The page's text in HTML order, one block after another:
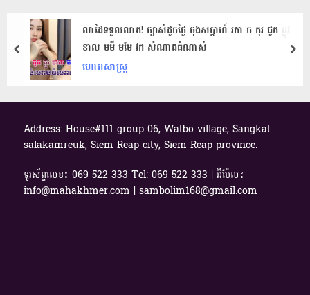
លាដៃទទួលលាភ! ច្បា​ស់ដូចថ្ងៃ ចុងសប្តាហ៍ រកា ច កុរ ជូត ឆ្លូវ
ខាល មមី មមែ វក សំណាងធំណាស់
ហោរាសាស្ត្រ
prev
Address: House#111 group 06, Watbo village, Sangkat
salakamreuk, Siem Reap city, Siem Reap province.
ទូរស័ព្ទលេខ៖ 069​ 522 333 Tel: 069 522 333 | អ៊ីម៉ែល៖
info@mahakhmer.com | sambolim168@gmail.com